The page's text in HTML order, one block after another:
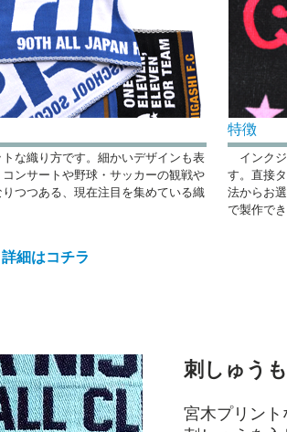
な織り方です。細かいデザインも表
ンサートや野球・サッカーの観戦や
つつある、現在注目を集めている織
詳細はコチラ
特徴
インク
す。直接
法からお
で製作で
刺しゅう
宮木プリン